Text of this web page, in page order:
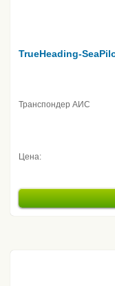
TrueHeading-
Транспондер АИС
Цена: